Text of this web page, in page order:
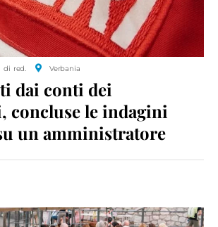
di red. Verbania
dai conti dei
concluse le indagini
un amministratore